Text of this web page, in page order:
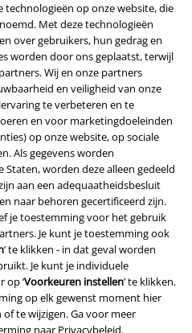
technologieën op onze website, die
Met deze technologieën
over gebruikers, hun gedrag en
worden door ons geplaatst, terwijl
Wij en onze partners
en veiligheid van onze
te verbeteren en te
en voor marketingdoeleinden
op onze website, op sociale
Als gegevens worden
worden deze alleen gedeeld
aan een adequaatheidsbesluit
naar behoren gecertificeerd zijn.
je toestemming voor het gebruik
Je kunt je toestemming ook
’ te klikken - in dat geval worden
Je kunt je individuele
op ‘Voorkeuren instellen’ te klikken.
op elk gewenst moment hier
te wijzigen. Ga voor meer
naar Privacybeleid.